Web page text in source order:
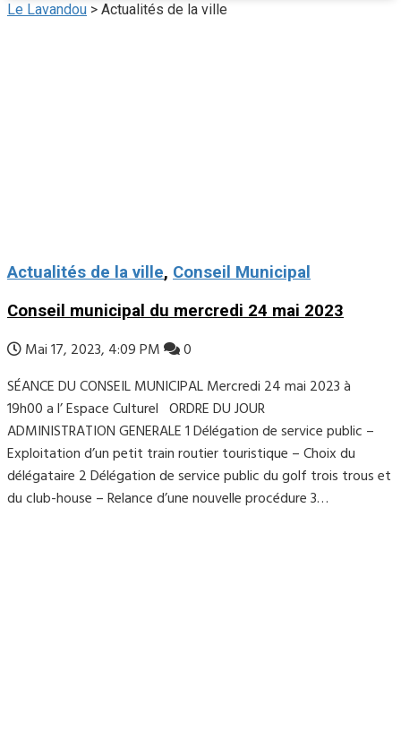
Le Lavandou > Actualités de la ville
Actualités de la ville, Conseil Municipal
Conseil municipal du mercredi 24 mai 2023
Mai 17, 2023, 4:09 PM
0
SÉANCE DU CONSEIL MUNICIPAL Mercredi 24 mai 2023 à
19h00 a l’ Espace Culturel ORDRE DU JOUR
ADMINISTRATION GENERALE 1 Délégation de service public –
Exploitation d’un petit train routier touristique – Choix du
délégataire 2 Délégation de service public du golf trois trous et
du club-house – Relance d’une nouvelle procédure 3…